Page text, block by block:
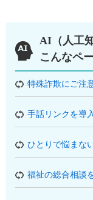
AI（人工
こんなペ
特殊詐欺にご注
手話リンクを導
ひとりで悩まな
福祉の総合相談